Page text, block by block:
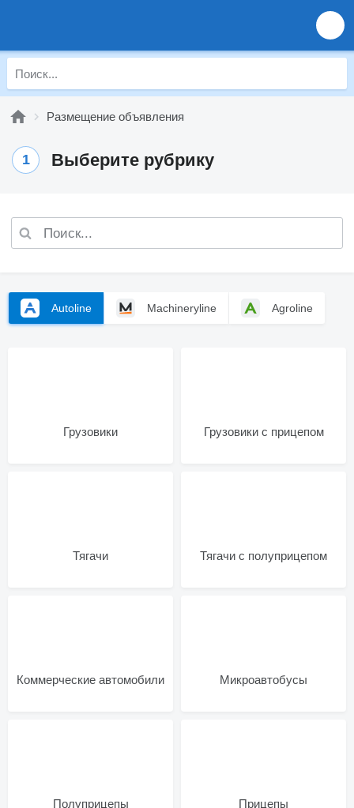
Размещение объявления
1 Выберите рубрику
Autoline Machineryline Agroline
Грузовики Грузовики с прицепом
Тягачи Тягачи с полуприцепом
Коммерческие автомобили Микроавтобусы
Полуприцепы Прицепы